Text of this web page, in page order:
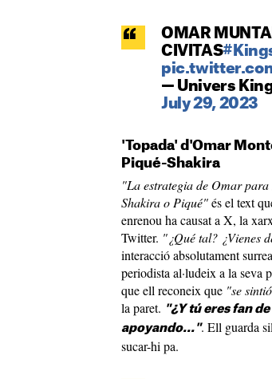
OMAR
CIVITAS
— Univers
July 29, 2023
'Topada' d'Omar
Piqué-Shakira
"La estrategia de Omar
Shakira o Piqué"és el text
enrenou ha causat a X, la
Twitter. "¿Qué tal? ¿Vienes
interacció absolutament
periodista al·ludeix a la seva
que ell reconeix que "se
la paret. "¿Y tú eres fan
apoyando...". Ell guarda
sucar-hi pa.